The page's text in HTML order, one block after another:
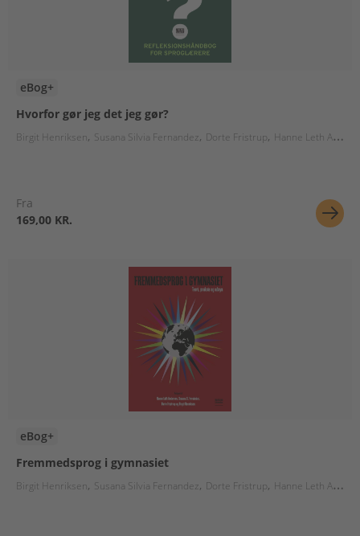
eBog+
Hvorfor gør jeg det jeg gør?
Birgit Henriksen Susana Silvia Fernandez Dorte Fristrup Hanne Leth Andersen
Fra
169,00 KR.
eBog+
Fremmedsprog i gymnasiet
Birgit Henriksen Susana Silvia Fernandez Dorte Fristrup Hanne Leth Andersen